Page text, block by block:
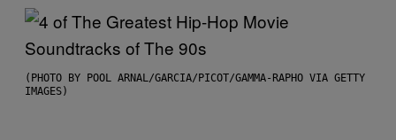
(PHOTO BY POOL ARNAL/GARCIA/PICOT/GAMMA-RAPHO VIA GETTY
IMAGES)